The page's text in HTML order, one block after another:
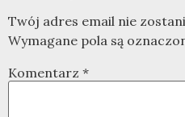
Twój adres email nie
Wymagane pola są
Komentarz *